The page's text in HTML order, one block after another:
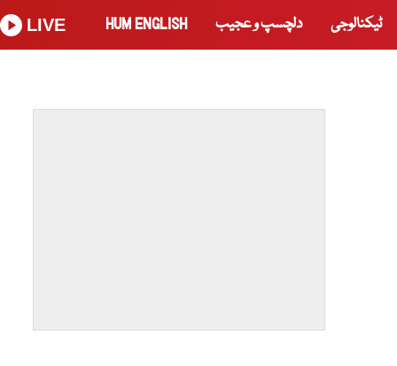
ٹیکنالوجی دلچسپ و عجیب HUM ENGLISH
LIVE